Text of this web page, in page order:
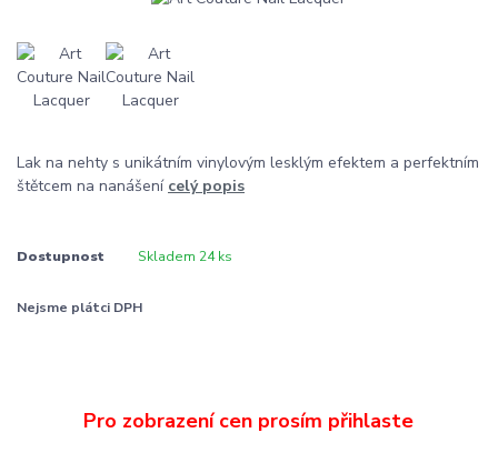
Lak na nehty s unikátním vinylovým lesklým efektem a perfektním
štětcem na nanášení celý popis
Dostupnost Skladem 24 ks
Nejsme plátci DPH